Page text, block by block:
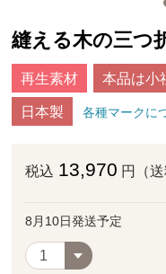
縫える木の三つ
再生素材 本品は小
日本製 各種マークに
税込 13,970 円（送
8月10日発送予定